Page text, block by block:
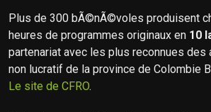
Plus de 300 bÃ©nÃ©voles produisent
heures de programmes originaux en 10
partenariat avec les plus reconnues
non lucratif de la province de Colombie
Le site de CFRO.